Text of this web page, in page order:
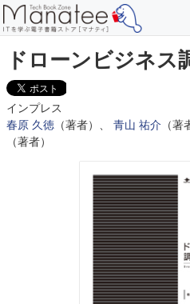
ドローンビジネス
インプレス
春原 久徳 （著者）、 青山 祐介 （著
（著者）